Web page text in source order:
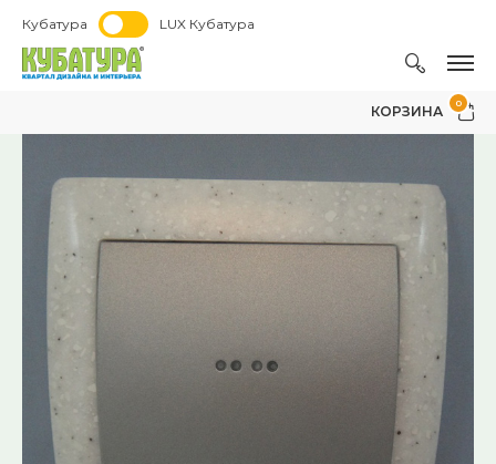
Кубатура LUX Кубатура
КОРЗИНА
0